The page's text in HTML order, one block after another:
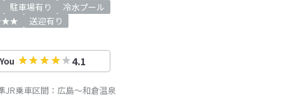
駐車場有り
冷水プール
送迎有り
4.1
JR乗車区間： 広島～和倉温泉